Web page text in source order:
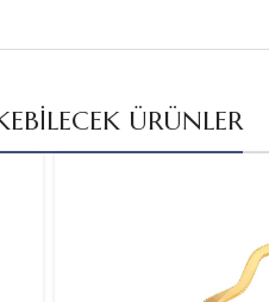
ÜRÜNLER